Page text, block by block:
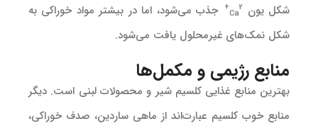
شکل یون
Ca2+
جذب می‌شود، اما در بیشتر مواد خوراکی به
شکل نمک‌های غیرمحلول یافت می‌شود.
منابع رژیمی و مکمل‌ها
بهترین منابع غذایی کلسیم شیر و محصولات لبنی است. دیگر
منابع خوب کلسیم عبارت‌اند از ماهی ساردین، صدف خوراکی،